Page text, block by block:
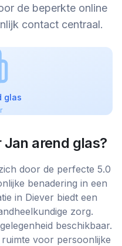
de beperkte online
contact centraal.
glas
Jan arend glas?
door de perfecte 5.0
benadering in een
in Diever biedt een
zorg.
beschikbaar.
voor persoonlijke